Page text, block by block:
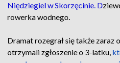
Niędziegiel w Skorzęcinie. D
rowerka wodnego.
Dramat rozegrał się także zaraz
otrzymali zgłoszenie o 3-latku,